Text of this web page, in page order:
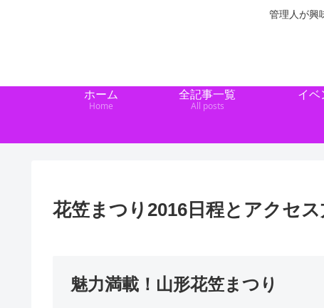
管理人が興
ホーム
Home
全記事一覧
All posts
イベ
花笠まつり2016日程とアクセ
魅力満載！山形花笠まつり